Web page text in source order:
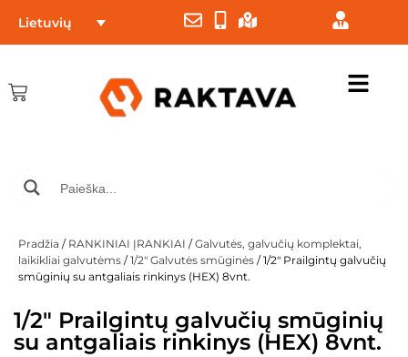
Lietuvių
Pradžia / RANKINIAI ĮRANKIAI /Galvutės, galvučių komplektai,
laikikliai galvutėms /1/2" Galvutės smūginės / 1/2″ Prailgintų galvučių
smūginių su antgaliais rinkinys (HEX) 8vnt.
1/2″ Prailgintų galvučių smūginių
su antgaliais rinkinys (HEX) 8vnt.